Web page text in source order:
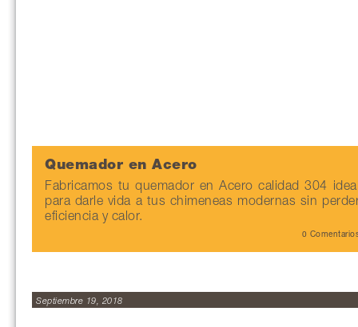
Quemador en Acero
Fabricamos tu quemador en Acero calidad 304
para darle vida a tus chimeneas modernas sin
eficiencia y calor.
0
Septiembre 19, 2018